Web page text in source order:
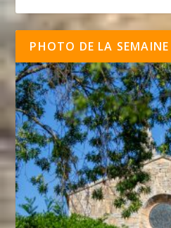
PHOTO DE LA SEMAINE